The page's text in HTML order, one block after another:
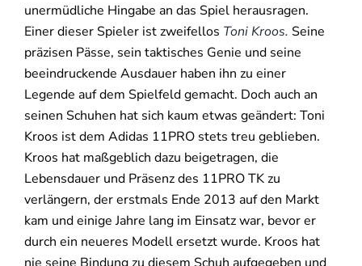
unermüdliche Hingabe an das Spiel herausragen.
Einer dieser Spieler ist zweifellos Toni Kroos. Seine
präzisen Pässe, sein taktisches Genie und seine
beeindruckende Ausdauer haben ihn zu einer
Legende auf dem Spielfeld gemacht. Doch auch an
seinen Schuhen hat sich kaum etwas geändert: Toni
Kroos ist dem Adidas 11PRO stets treu geblieben.
Kroos hat maßgeblich dazu beigetragen, die
Lebensdauer und Präsenz des 11PRO TK zu
verlängern, der erstmals Ende 2013 auf den Markt
kam und einige Jahre lang im Einsatz war, bevor er
durch ein neueres Modell ersetzt wurde. Kroos hat